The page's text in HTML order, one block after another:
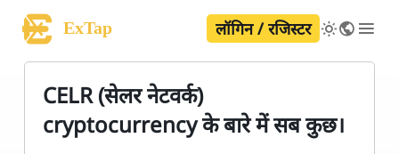
ExTap लॉगिन / रजिस्टर
CELR (सेलर नेटवर्क)
cryptocurrency के बारे में सब कुछ।